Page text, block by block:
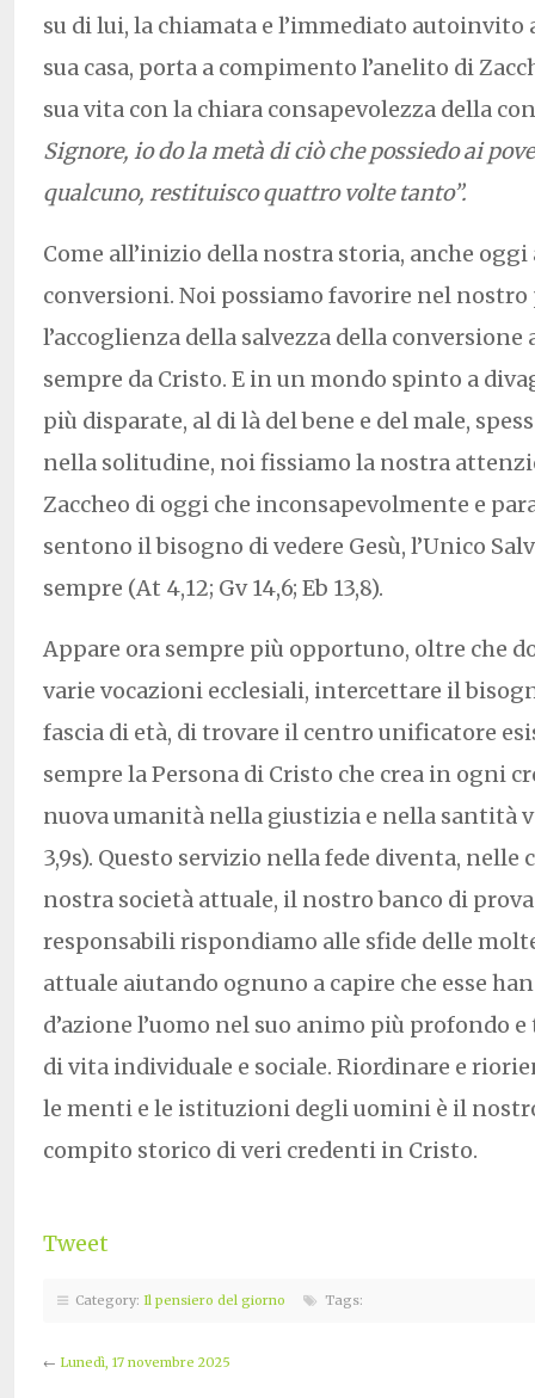
su di lui, la chiamata e l’immediato autoinvito
sua casa, porta a compimento l’anelito di
sua vita con la chiara consapevolezza della
Signore, io do la metà di ciò che possiedo ai
qualcuno, restituisco quattro volte tanto”.
Come all’inizio della nostra storia, anche
conversioni. Noi possiamo favorire nel nostro
l’accoglienza della salvezza della conversione
sempre da Cristo. E in un mondo spinto a
più disparate, al di là del bene e del male,
nella solitudine, noi fissiamo la nostra
Zaccheo di oggi che inconsapevolmente e
sentono il bisogno di vedere Gesù, l’Unico
sempre (At 4,12; Gv 14,6; Eb 13,8).
Appare ora sempre più opportuno, oltre che
varie vocazioni ecclesiali, intercettare il
fascia di età, di trovare il centro unificatore
sempre la Persona di Cristo che crea in ogni
nuova umanità nella giustizia e nella santità
3,9s). Questo servizio nella fede diventa,
nostra società attuale, il nostro banco di
responsabili rispondiamo alle sfide delle
attuale aiutando ognuno a capire che esse
d’azione l’uomo nel suo animo più profondo
di vita individuale e sociale. Riordinare e
le menti e le istituzioni degli uomini è il
compito storico di veri credenti in Cristo.
Tweet
Category: Il pensiero del giorno Tags:
← Lunedì, 17 novembre 2025